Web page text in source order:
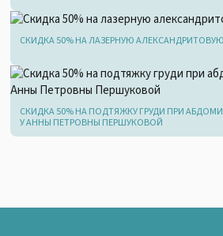
СКИДКА 50% НА ЛАЗЕРНУЮ
СКИДКА 50% НА ПОДТЯЖКУ ГРУДИ ПРИ
У АННЫ ПЕТРОВНЫ ПЕРШУКОВОЙ